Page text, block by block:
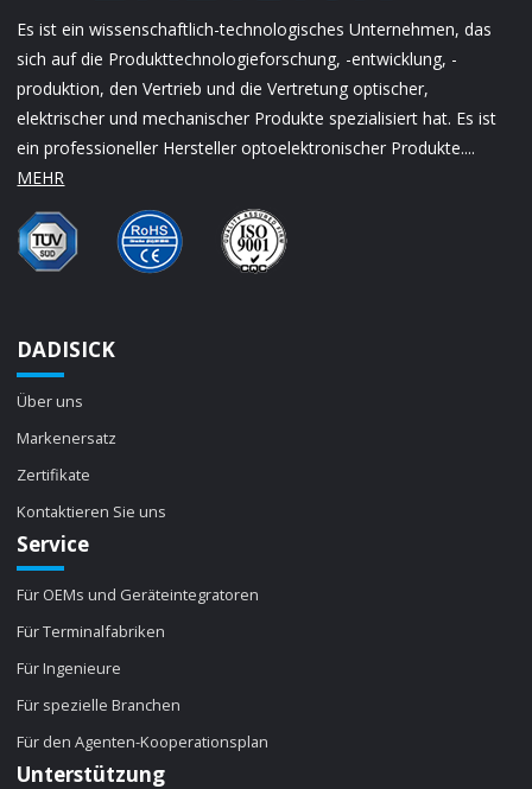
Es ist ein wissenschaftlich-technologisches Unternehmen, das
sich auf die Produkttechnologieforschung, -entwicklung, -
produktion, den Vertrieb und die Vertretung optischer,
elektrischer und mechanischer Produkte spezialisiert hat. Es ist
ein professioneller Hersteller optoelektronischer Produkte....
MEHR
DADISICK
Über uns
Markenersatz
Zertifikate
Kontaktieren Sie uns
Service
Für OEMs und Geräteintegratoren
Für Terminalfabriken
Für Ingenieure
Für spezielle Branchen
Für den Agenten-Kooperationsplan
Unterstützung